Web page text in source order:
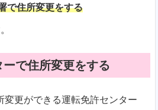
で住所変更をする
で住所変更をする
変更ができる運転免許センター